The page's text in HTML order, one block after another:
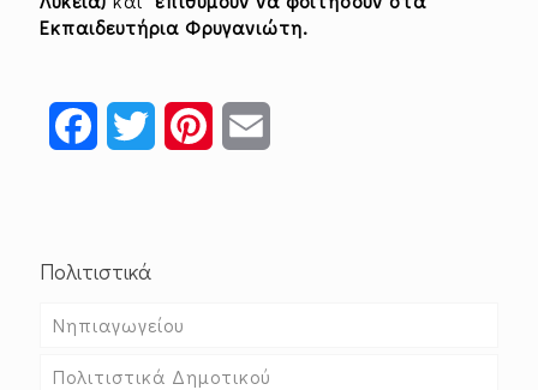
Εκπαιδευτήρια Φρυγανιώτη.
FacebookTwitter Pinterest
Πολιτιστικά
Νηπιαγωγείου
Πολιτιστικά Δημοτικού